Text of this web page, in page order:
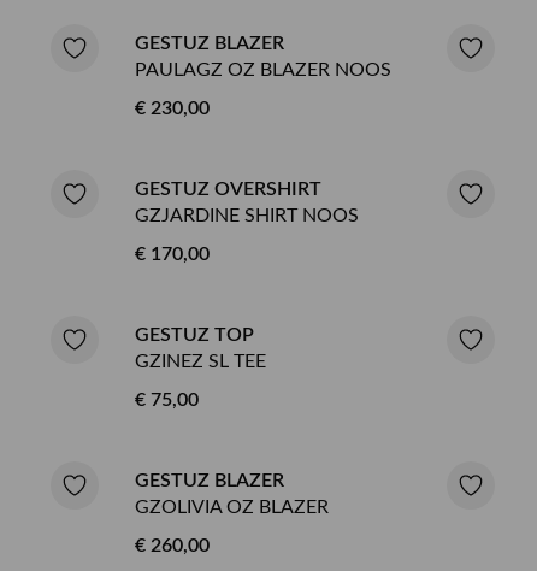
GESTUZ BLAZER
PAULAGZ OZ BLAZER NOOS
€ 230,00
GESTUZ OVERSHIRT
GZJARDINE SHIRT NOOS
€ 170,00
GESTUZ TOP
GZINEZ SL TEE
€ 75,00
GESTUZ BLAZER
GZOLIVIA OZ BLAZER
€ 260,00